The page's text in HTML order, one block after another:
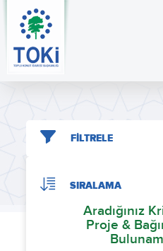
FİLTRELE
SIRALAMA
Aradığınız
Proje &